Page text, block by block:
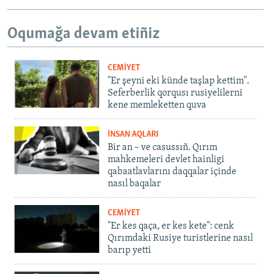
Oqumağa devam etiñiz
CEMİYET
"Er şeyni eki künde taşlap kettim".
Seferberlik qorqusı rusiyelilerni
kene memleketten quva
İNSAN AQLARI
Bir an – ve casussıñ. Qırım
mahkemeleri devlet hainligi
qabaatlavlarını daqqalar içinde
nasıl baqalar
CEMİYET
"Er kes qaça, er kes kete": cenk
Qırımdaki Rusiye turistlerine nasıl
barıp yetti